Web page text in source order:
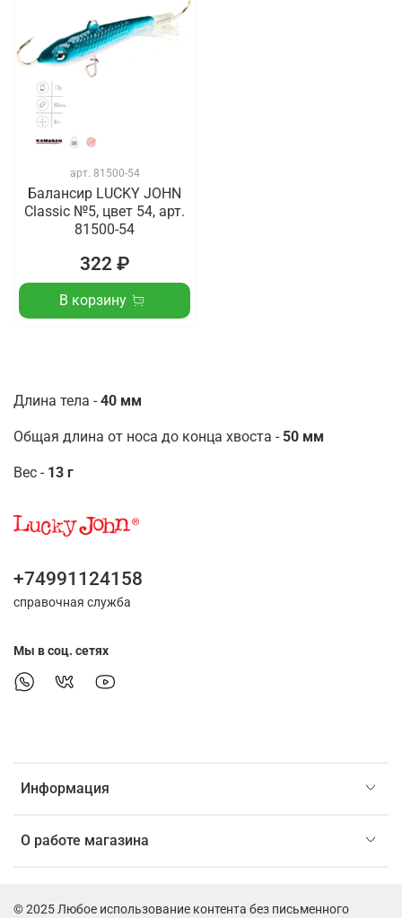
арт. 81500-54
Балансир LUCKY JOHN
Classic №5, цвет 54, арт.
81500-54
322 ₽
В корзину
Длина тела - 40 мм
Общая длина от носа до конца хвоста - 50 мм
Вес - 13 г
Информация
О работе магазина
+74991124158
справочная служба
Мы в соц. сетях
© 2025 Любое использование контента без письменного